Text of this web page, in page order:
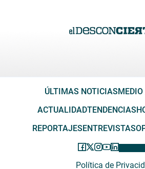
ÚLTIMAS NOTICIAS
ACTUALIDADTENDENCIAS
REPORTAJESENTREVISTAS
Política de